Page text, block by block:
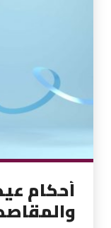
أحكام